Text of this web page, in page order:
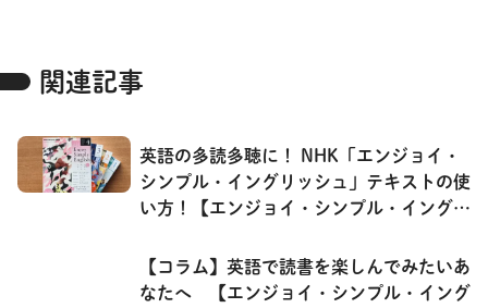
関連記事
英語の多読多聴に！ NHK「エンジョイ・
シンプル・イングリッシュ」テキストの使
い方！【エンジョイ・シンプル・イングリ
【コラム】英語で読書を楽しんでみたいあ
なたへ 【エンジョイ・シンプル・イング